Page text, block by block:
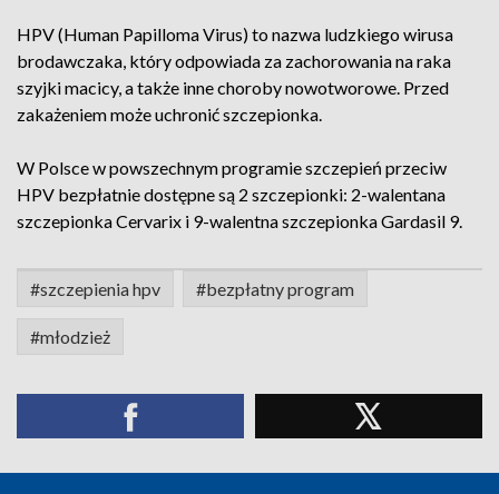
HPV (Human Papilloma Virus) to nazwa ludzkiego wirusa
brodawczaka, który odpowiada za zachorowania na raka
szyjki macicy, a także inne choroby nowotworowe. Przed
zakażeniem może uchronić szczepionka.
W Polsce w powszechnym programie szczepień przeciw
HPV bezpłatnie dostępne są 2 szczepionki: 2-walentana
szczepionka Cervarix i 9-walentna szczepionka Gardasil 9.
#szczepienia hpv #bezpłatny program
#młodzież